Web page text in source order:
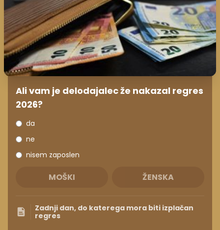
Ali vam je delodajalec že nakazal regres
2026?
da
ne
nisem zaposlen
MOŠKI ŽENSKA
Zadnji dan, do katerega mora biti izplačan
regres